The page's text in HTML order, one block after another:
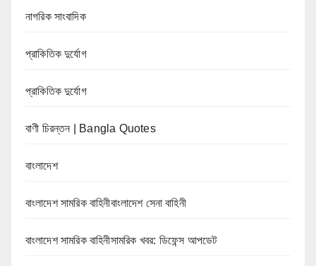
নাগরিক সাংবাদিক
প্রাকিতিক দুর্যোগ
প্রাকিতিক দুর্যোগ
বাণী চিরন্তন | Bangla Quotes
বাংলাদেশ
বাংলাদেশ সামরিক বাহিনীবাংলাদেশ সেনা বাহিনী
বাংলাদেশ সামরিক বাহিনীসামরিক খবর: ডিফেন্স আপডেট